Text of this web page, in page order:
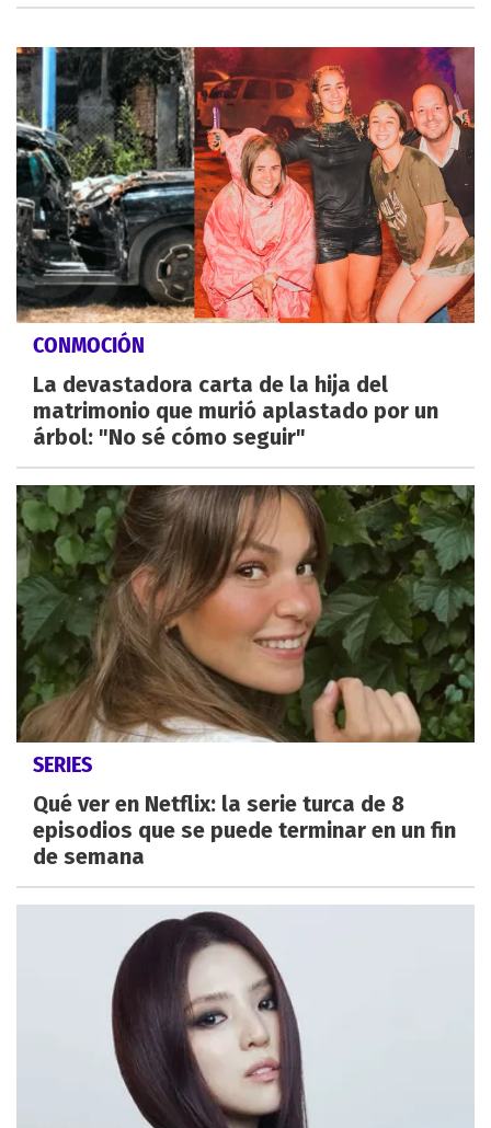
CONMOCIÓN
La devastadora carta de la hija del
matrimonio que murió aplastado por un
árbol: "No sé cómo seguir"
SERIES
Qué ver en Netflix: la serie turca de 8
episodios que se puede terminar en un fin
de semana